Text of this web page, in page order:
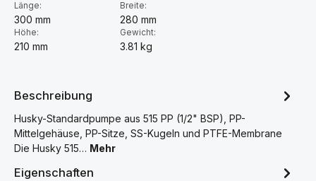
Länge:
300 mm
Breite:
280 mm
Höhe:
210 mm
Gewicht:
3.81 kg
Beschreibung
Husky-Standardpumpe aus 515 PP (1/2" BSP), PP-
Mittelgehäuse, PP-Sitze, SS-Kugeln und PTFE-Membrane
Die Husky 515… Mehr
Eigenschaften